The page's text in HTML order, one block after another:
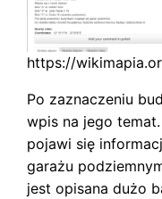
https://
Po zaznaczeniu
wpis na jego
pojawi się
garażu
jest opisana dużo